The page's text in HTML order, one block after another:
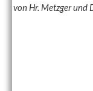
von Hr. Metzger und